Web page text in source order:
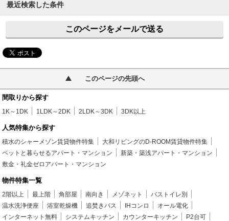
最近検索した条件
このページをメールで送る
このページの先頭へ
間取りから探す
1K～1DK 1LDK～2DK 2LDK～3DK 3DK以上
人気特集から探す
積水のシャーメゾン賃貸物件特集
大和リビングのD-ROOM賃貸物件特集
ペットと暮らせるアパート・マンション
新築・築浅アパート・マンション
敷金・礼金ゼロアパート・マンション
物件特集一覧
2階以上 最上階 角部屋 南向き メゾネット
バストイレ別
温水洗浄便座
浴室乾燥機 追焚きバス IHコンロ
オール電化
インターネット無料
システムキッチン カウンターキッチン
P2台可